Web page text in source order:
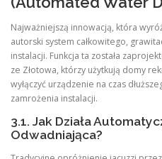
Najważniejszą innowacją, która
autorski system całkowitego,
instalacji. Funkcja ta została
ze Złotowa, którzy użytkują domy
wyłączyć urządzenie na czas
zamrożenia instalacji.
3.1. Jak Działa
Odwadniająca?